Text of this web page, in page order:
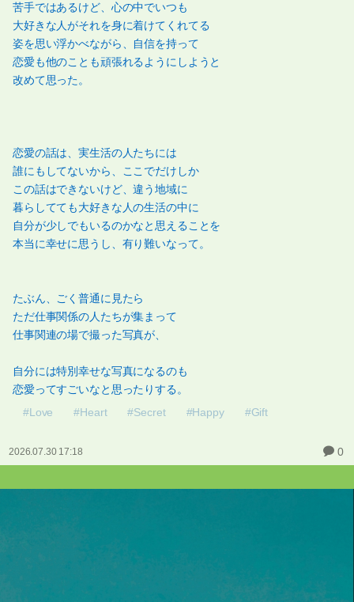
苦手ではあるけど、心の中でいつも
大好きな人がそれを身に着けてくれてる
姿を思い浮かべながら、自信を持って
恋愛も他のことも頑張れるようにしようと
改めて思った。
恋愛の話は、実生活の人たちには
誰にもしてないから、ここでだけしか
この話はできないけど、違う地域に
暮らしてても大好きな人の生活の中に
自分が少しでもいるのかなと思えることを
本当に幸せに思うし、有り難いなって。
たぶん、ごく普通に見たら
ただ仕事関係の人たちが集まって
仕事関連の場で撮った写真が、
自分には特別幸せな写真になるのも
恋愛ってすごいなと思ったりする。
#Love
#Heart #Secret #Happy #Gift
2026.07.30 17:18 0